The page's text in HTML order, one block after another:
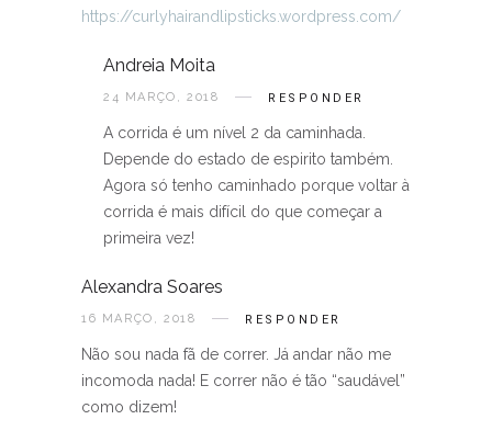
https://curlyhairandlipsticks.wordpress.com/
Andreia Moita
24 MARÇO, 2018 RESPONDER
A corrida é um nível 2 da caminhada.
Depende do estado de espirito também.
Agora só tenho caminhado porque voltar à
corrida é mais difícil do que começar a
primeira vez!
Alexandra Soares
16 MARÇO, 2018 RESPONDER
Não sou nada fã de correr. Já andar não me
incomoda nada! E correr não é tão “saudável”
como dizem!